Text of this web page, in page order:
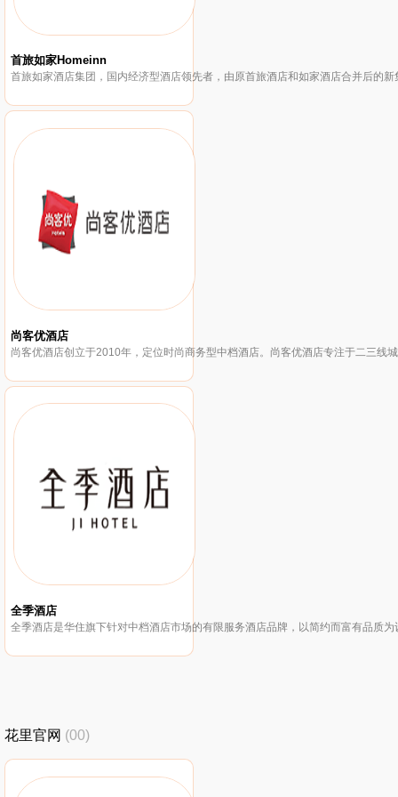
首旅如家Homeinn
尚客优酒店
全季酒店
花里官网 (00)